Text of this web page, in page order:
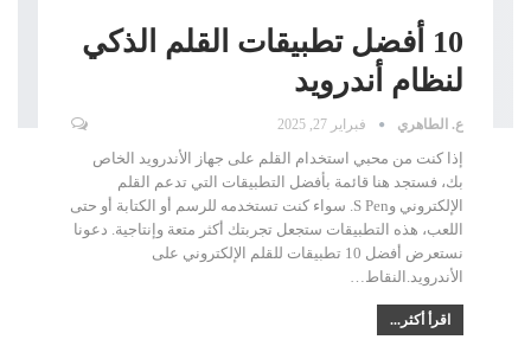
10 أفضل تطبيقات القلم الذكي
لنظام أندرويد
ع. الطاهري فبراير 27, 2025
إذا كنت من محبي استخدام القلم على جهاز الأندرويد الخاص
بك، فستجد هنا قائمة بأفضل التطبيقات التي تدعم القلم
الإلكتروني وS Pen. سواء كنت تستخدمه للرسم أو الكتابة أو حتى
اللعب، هذه التطبيقات ستجعل تجربتك أكثر متعة وإنتاجية. دعونا
نستعرض أفضل 10 تطبيقات للقلم الإلكتروني على
الأندرويد.النقاط
اقرأ أكثر...